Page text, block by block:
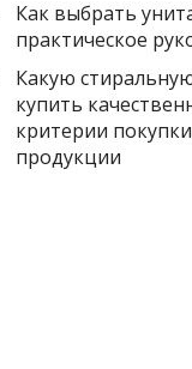
Как выбрать
практическое
Какую
купить
критерии
продукции